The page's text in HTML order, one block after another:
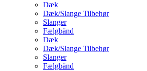
Dæk
Dæk/Slange Tilbehør
Slanger
Fælgbånd
Dæk
Dæk/Slange Tilbehør
Slanger
Fælgbånd